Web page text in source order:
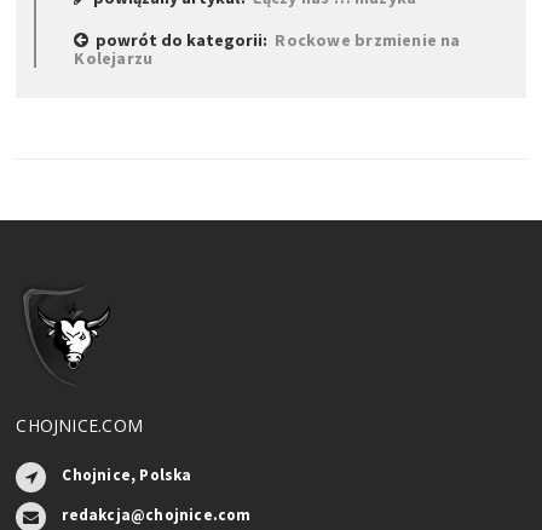
powrót do kategorii: Rockowe brzmienie na
Kolejarzu
CHOJNICE.COM
Chojnice, Polska
redakcja@chojnice.com